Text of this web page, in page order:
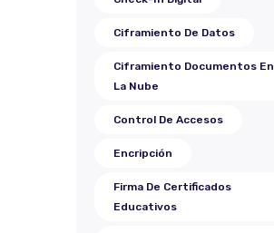
Ciframiento De Datos
Ciframiento Documentos En
La Nube
Control De Accesos
Encripción
Firma De Certificados
Educativos